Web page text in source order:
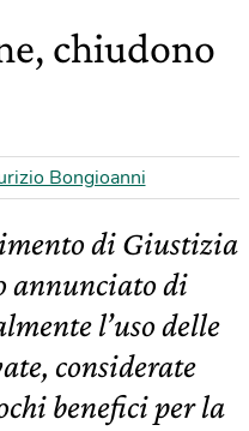
chiudono
Bongioanni
di Giustizia
annunciato di
l’uso delle
considerate
benefici per la